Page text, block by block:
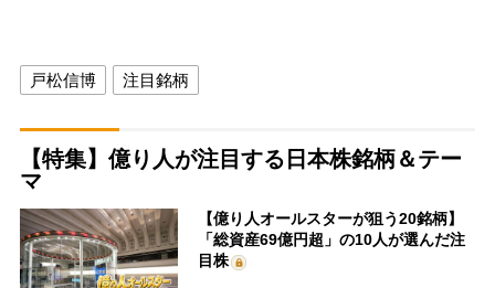
戸松信博 注目銘柄
【特集】億り人が注目する日本株銘柄＆テー
マ
【億り人オールスターが狙う20銘柄】
「総資産69億円超」の10人が選んだ注
目株